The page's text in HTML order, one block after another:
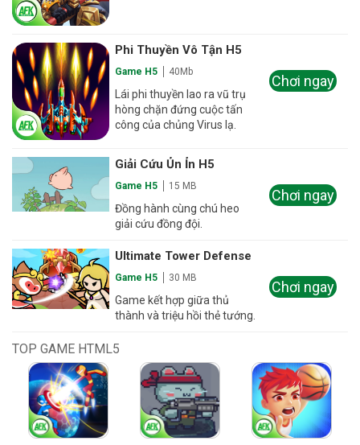
Phi Thuyền Vô Tận H5
Game H5 40Mb
Lái phi thuyền lao ra vũ trụ
hòng chặn đứng cuộc tấn
công của chủng Virus lạ.
Chơi ngay
Giải Cứu Ủn Ỉn H5
Game H5 15 MB
Đồng hành cùng chú heo
giải cứu đồng đội.
Chơi ngay
Ultimate Tower Defense
Game H5 30 MB
Game kết hợp giữa thủ
thành và triệu hồi thẻ tướng.
Chơi ngay
TOP GAME HTML5